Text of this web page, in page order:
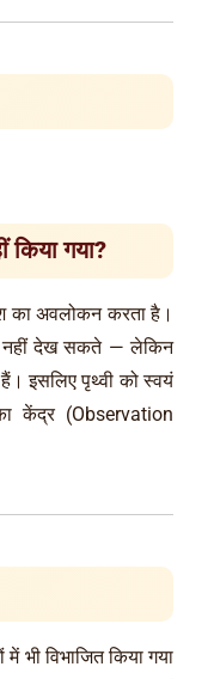
किया गया?
का अवलोकन करता है।
नहीं देख सकते — लेकिन
इसलिए पृथ्वी को स्वयं
केंद्र (Observation
भी विभाजित किया गया